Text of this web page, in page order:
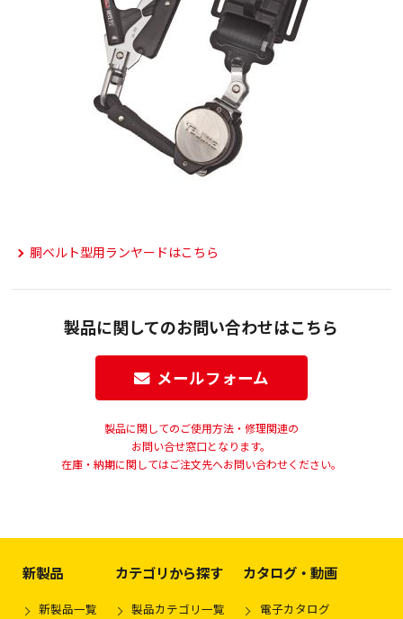
胴ベルト型用ランヤードはこちら
製品に関してのお問い合わせはこちら
メールフォーム
製品に関してのご使用方法・修理関連の
お問い合せ窓口となります。
在庫・納期に関してはご注文先へお問い合わせください。
新製品
新製品一覧
カテゴリから探す
製品カテゴリ一覧
カタログ・動画
電子カタログ